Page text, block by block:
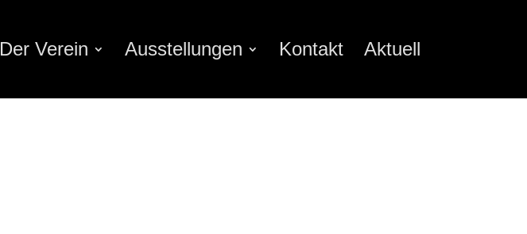
Der Verein Ausstellungen Kontakt Aktuell